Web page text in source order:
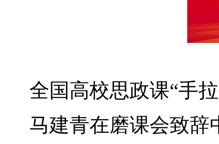
全国高校思政课“手
马建青在磨课会致辞